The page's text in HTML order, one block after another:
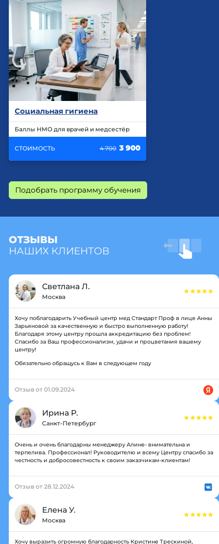
Социальная гигиена
Баллы НМО для врачей и медсестёр
СТОИМОСТЬ 4 700 3 900
Подобрать программу обучения
ОТЗЫВЫ
НАШИХ КЛИЕНТОВ
Светлана Л.
Москва
Хочу поблагодарить Учебный центр мед Стандарт Проф в лице Анны
Зарьяновой за качественную и быстро выполненную работу!
Благодаря этому центру прошла аккредитацию без проблем!
Спасибо за Ваш профессионализм, удачи и процветания вашему
центру!
Обязательно обращусь к Вам в следующем году
Отзыв от 01.09.2024
Ирина Р.
Санкт-Петербург
Очень и очень благодарны менеджеру Алине- внимательна и
терпелива. Профессионал! Руководителю и всему Центру спасибо за
честность и добросовестность к своим заказчикам-клиентам!
Отзыв от 28.12.2024
Елена У.
Москва
Хочу выразить огромную благодарность Кристине Трескиной,